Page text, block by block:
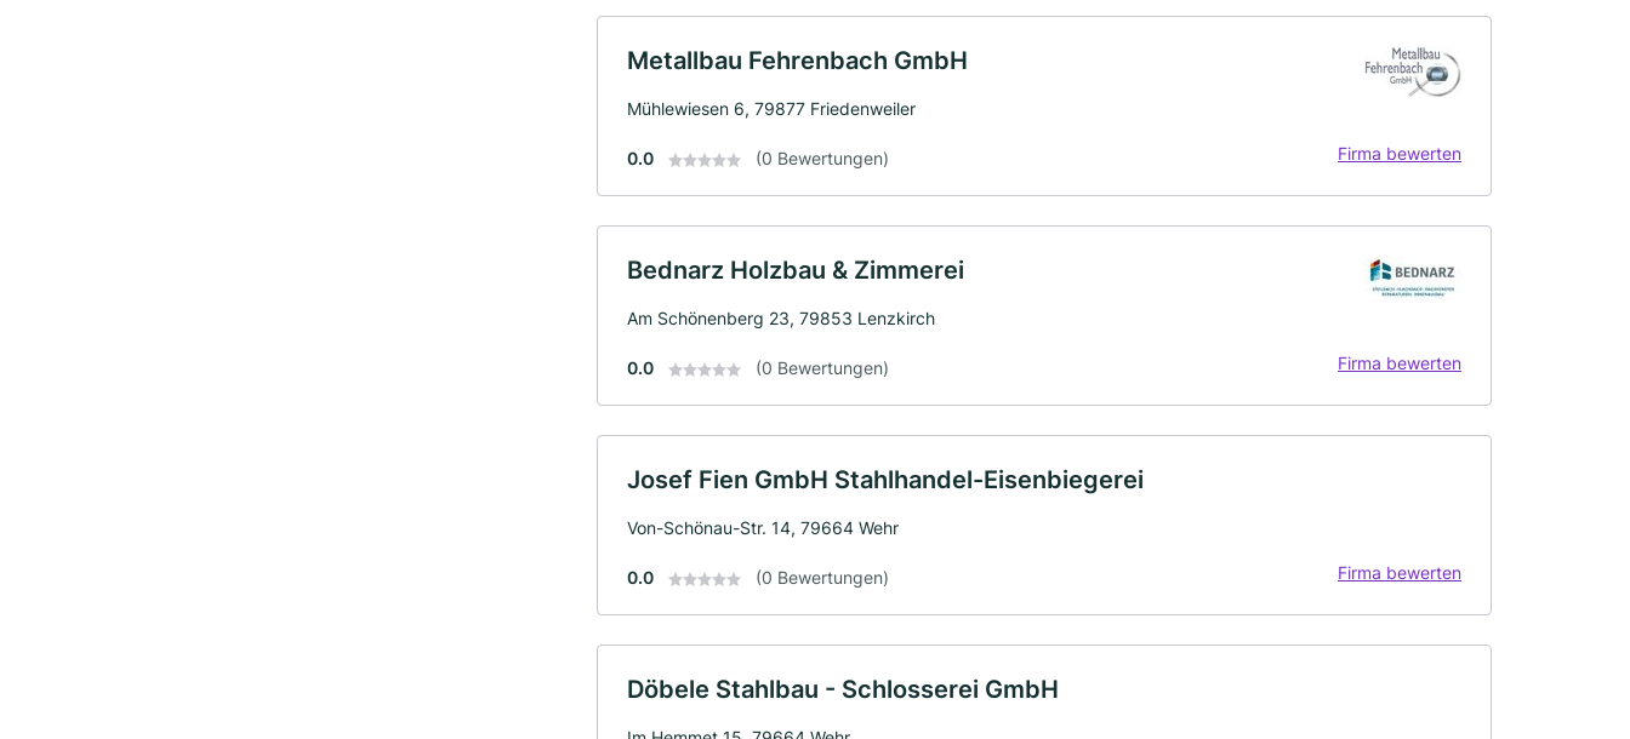
Metallbau Fehrenbach GmbH
Mühlewiesen 6, 79877 Friedenweiler
0.0 (0 Bewertungen) Firma bewerten
Bednarz Holzbau & Zimmerei
Am Schönenberg 23, 79853 Lenzkirch
0.0 (0 Bewertungen) Firma bewerten
Josef Fien GmbH Stahlhandel-Eisenbiegerei
Von-Schönau-Str. 14, 79664 Wehr
0.0 (0 Bewertungen) Firma bewerten
Döbele Stahlbau - Schlosserei GmbH